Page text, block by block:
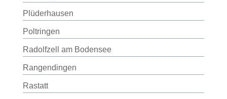
Plüderhausen
Poltringen
Radolfzell am Bodensee
Rangendingen
Rastatt